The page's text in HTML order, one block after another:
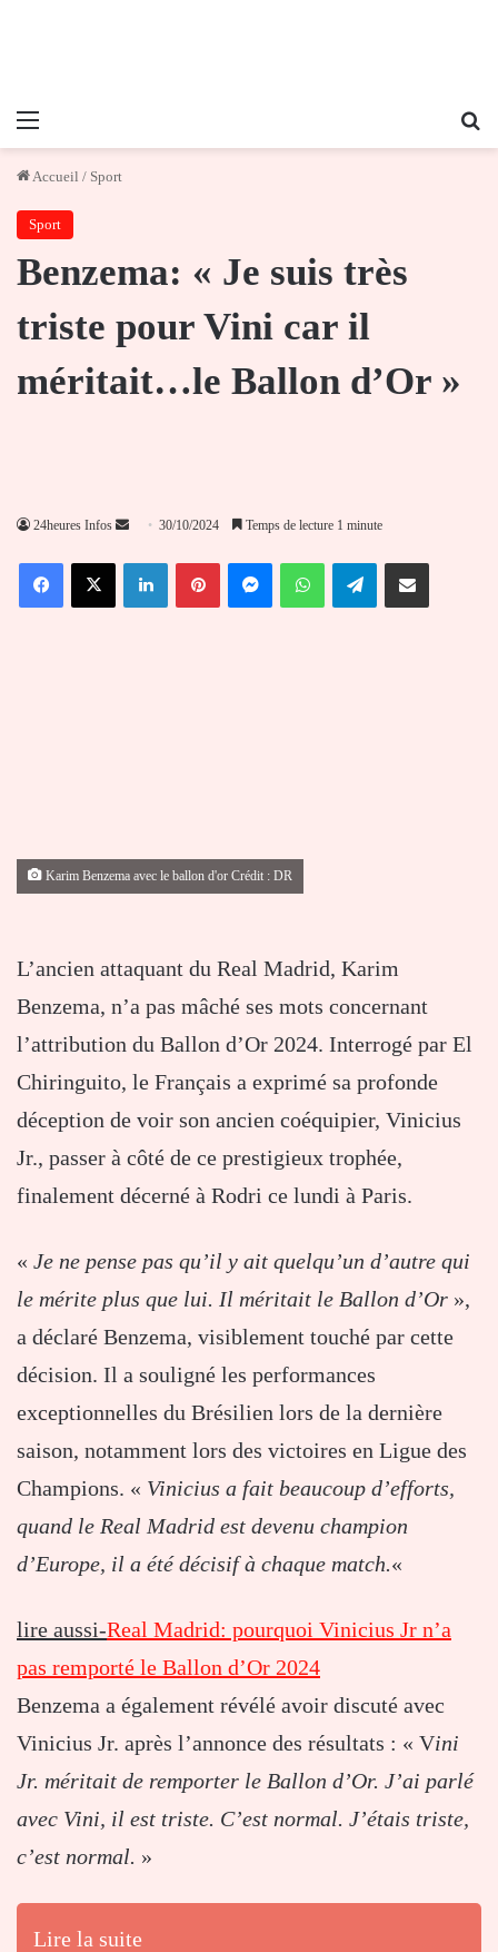
Menu
Accueil / Sport
Sport
Benzema: « Je suis très
triste pour Vini car il
méritait…le Ballon d’Or »
24heures Infos
Envoyer
courriel
30/10/2024 Temps de lecture 1 minute
FacebookX LinkedinPinterestMessengerWhatsAppTelegramPartager par email
Karim Benzema avec le ballon d'or Crédit : DR
L’ancien attaquant du Real Madrid, Karim
Benzema, n’a pas mâché ses mots concernant
l’attribution du Ballon d’Or 2024. Interrogé par El
Chiringuito, le Français a exprimé sa profonde
déception de voir son ancien coéquipier, Vinicius
Jr., passer à côté de ce prestigieux trophée,
finalement décerné à Rodri ce lundi à Paris.
« Je ne pense pas qu’il y ait quelqu’un d’autre qui
le mérite plus que lui. Il méritait le Ballon d’Or »,
a déclaré Benzema, visiblement touché par cette
décision. Il a souligné les performances
exceptionnelles du Brésilien lors de la dernière
saison, notamment lors des victoires en Ligue des
Champions. « Vinicius a fait beaucoup d’efforts,
quand le Real Madrid est devenu champion
d’Europe, il a été décisif à chaque match.«
lire aussi-Real Madrid: pourquoi Vinicius Jr n’a
pas remporté le Ballon d’Or 2024
Benzema a également révélé avoir discuté avec
Vinicius Jr. après l’annonce des résultats : « Vini
Jr. méritait de remporter le Ballon d’Or. J’ai parlé
avec Vini, il est triste. C’est normal. J’étais triste,
c’est normal. »
Lire la suite